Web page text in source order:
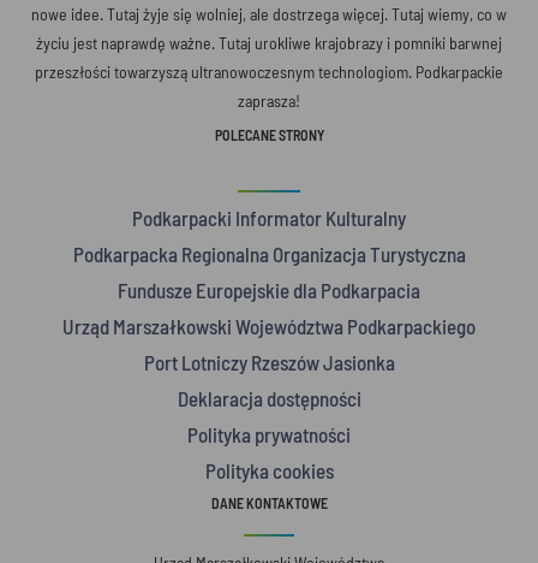
nowe idee. Tutaj żyje się wolniej, ale dostrzega więcej. Tutaj wiemy, co w
życiu jest naprawdę ważne. Tutaj urokliwe krajobrazy i pomniki barwnej
przeszłości towarzyszą ultranowoczesnym technologiom. Podkarpackie
zaprasza!
POLECANE STRONY
Podkarpacki Informator Kulturalny
Podkarpacka Regionalna Organizacja Turystyczna
Fundusze Europejskie dla Podkarpacia
Urząd Marszałkowski Województwa Podkarpackiego
Port Lotniczy Rzeszów Jasionka
Deklaracja dostępności
Polityka prywatności
Polityka cookies
DANE KONTAKTOWE